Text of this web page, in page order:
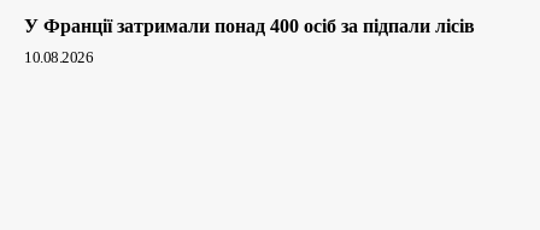
У Франції затримали понад 400 осіб за підпали лісів
10.08.2026